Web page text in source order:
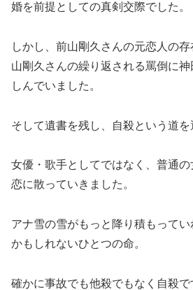
婚を前提としての真剣交際でした。
しかし、前山剛久さんの元恋人の
山剛久さんの繰り返される罵倒に
しんでいました。
そして遺書を残し、自殺という道を
女優・歌手としてではなく、普通の
恋に散っていきました。
アナ雪の雪がもっと降り積もって
かもしれないひとつの命。
確かに事故でも他殺でもなく自殺で